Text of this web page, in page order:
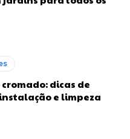
dicas de
e limpeza